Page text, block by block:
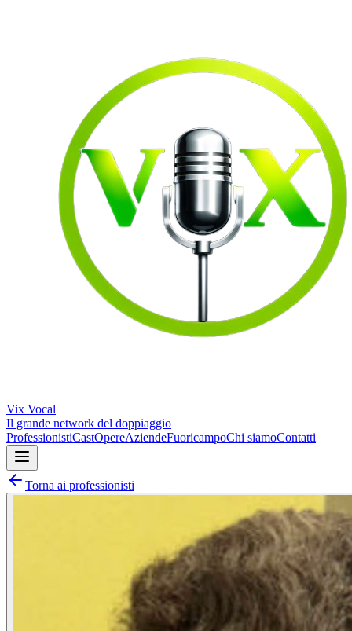
Vix Vocal
Il grande network del doppiaggio
ProfessionistiCastOpereAziendeFuoricampoChi siamoContatti
Torna ai professionisti